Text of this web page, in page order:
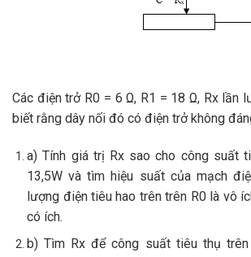
Các điện trở R0 = 6 Ω, R1 = 18 Ω, Rx lần
biết rằng dây nối đó có điện trở không
a) Tính giá trị Rx sao cho công suất
13,5W và tìm hiệu suất của mạch
lượng điện tiêu hao trên trên R0 là vô
có ích.
b) Tìm Rx để công suất tiêu thụ